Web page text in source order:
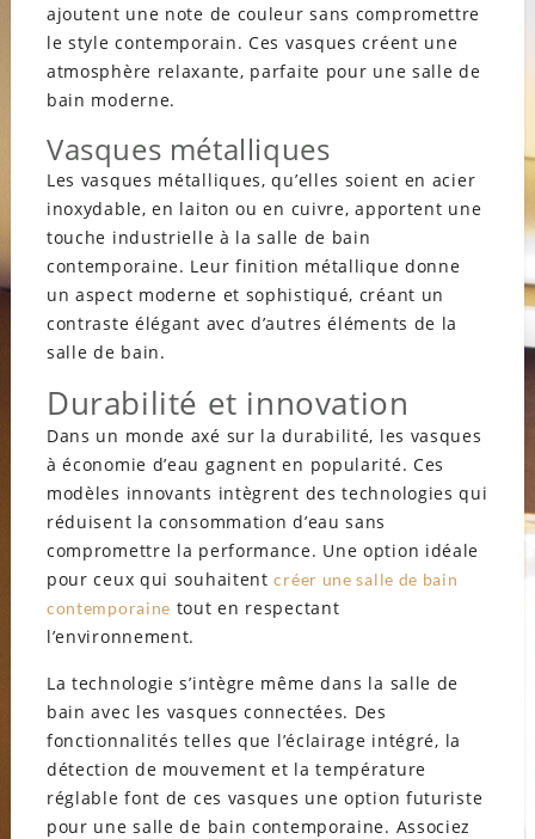
ajoutent une note de couleur sans compromettre
le style contemporain. Ces vasques créent une
atmosphère relaxante, parfaite pour une salle de
bain moderne.
Vasques métalliques
Les vasques métalliques, qu’elles soient en acier
inoxydable, en laiton ou en cuivre, apportent une
touche industrielle à la salle de bain
contemporaine. Leur finition métallique donne
un aspect moderne et sophistiqué, créant un
contraste élégant avec d’autres éléments de la
salle de bain.
Durabilité et innovation
Dans un monde axé sur la durabilité, les vasques
à économie d’eau gagnent en popularité. Ces
modèles innovants intègrent des technologies qui
réduisent la consommation d’eau sans
compromettre la performance. Une option idéale
pour ceux qui souhaitentcréer une salle de bain
contemporaine tout en respectant
l’environnement.
La technologie s’intègre même dans la salle de
bain avec les vasques connectées. Des
fonctionnalités telles que l’éclairage intégré, la
détection de mouvement et la température
réglable font de ces vasques une option futuriste
pour une salle de bain contemporaine. Associez